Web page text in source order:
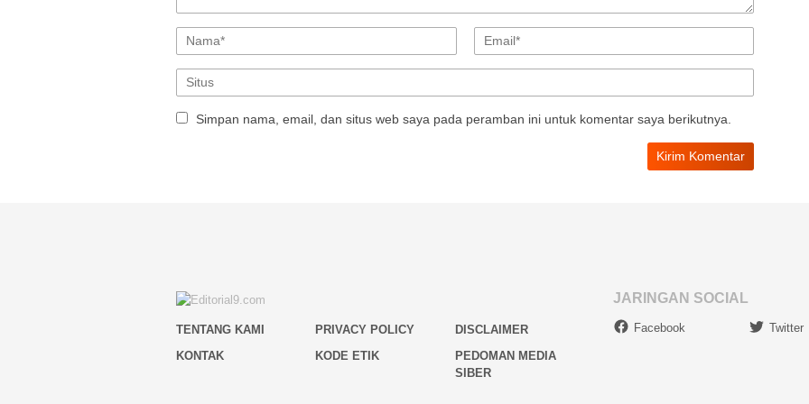
Simpan nama, email, dan situs web saya pada peramban ini untuk komentar saya berikutnya.
TENTANG KAMI PRIVACY POLICY
DISCLAIMER
KONTAK
KODE ETIK
PEDOMAN MEDIA
SIBER
JARINGAN SOCIAL
Facebook Twitter